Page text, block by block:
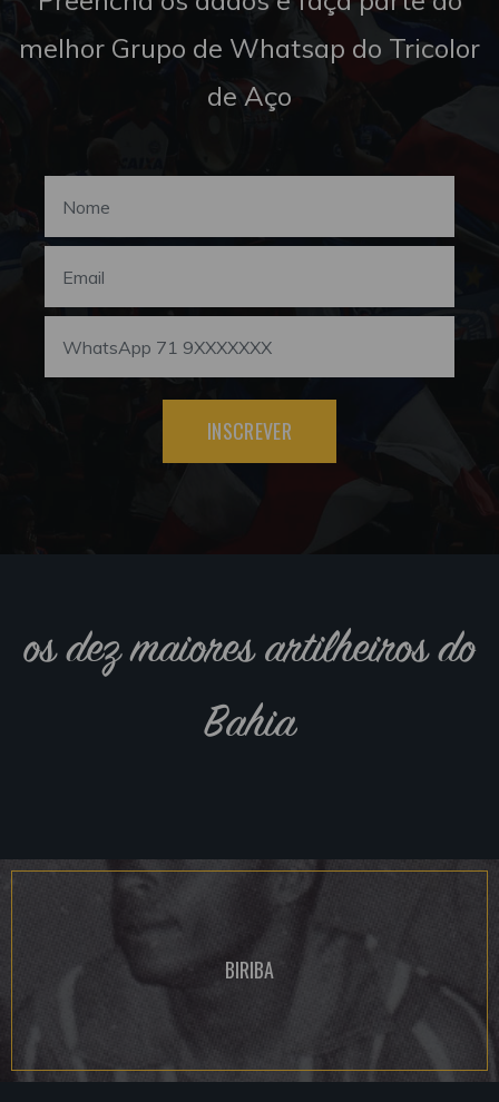
melhor Grupo de Whatsap do Tricolor
de Aço
INSCREVER
os dez maiores artilheiros do
Bahia
BIRIBA